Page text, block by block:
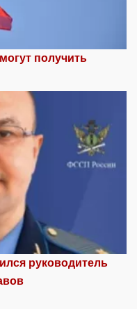
получить
руководитель